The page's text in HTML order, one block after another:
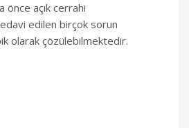
önce açık cerrahi
edilen birçok sorun
olarak çözülebilmektedir.